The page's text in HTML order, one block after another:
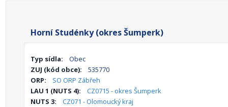
Horní Studénky (okres Šumperk)
Typ sídla:
Obec
ZUJ (kód obce):
535770
ORP:
SO ORP Zábřeh
LAU 1 (NUTS 4):
CZ0715 - okres Šumperk
NUTS 3:
CZ071 - Olomoucký kraj